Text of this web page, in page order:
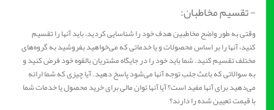
- تقسیم مخاطبان:
وقتی به طور واضح مخاطبین هدف خود را شناسایی کردید، باید آنها را تقسیم
کنید، آنها را بر اساس محصولات و یا خدماتی که می‌خواهید بفروشید به گروه‌های
مختلف تقسیم کنید. شما باید خود را در جایگاه مشتریان بالقوه خود فرض کنید و
به سوالاتی که باعث جلب توجه آنها می‌شود پاسخ دهید. آیا چیزی که شما ارائه
می‌دهید برای آنها مفید است؟ آیا آنها توان مالی برای خرید محصول یا خدمات شما
با قیمت تعیین شده را دارند؟